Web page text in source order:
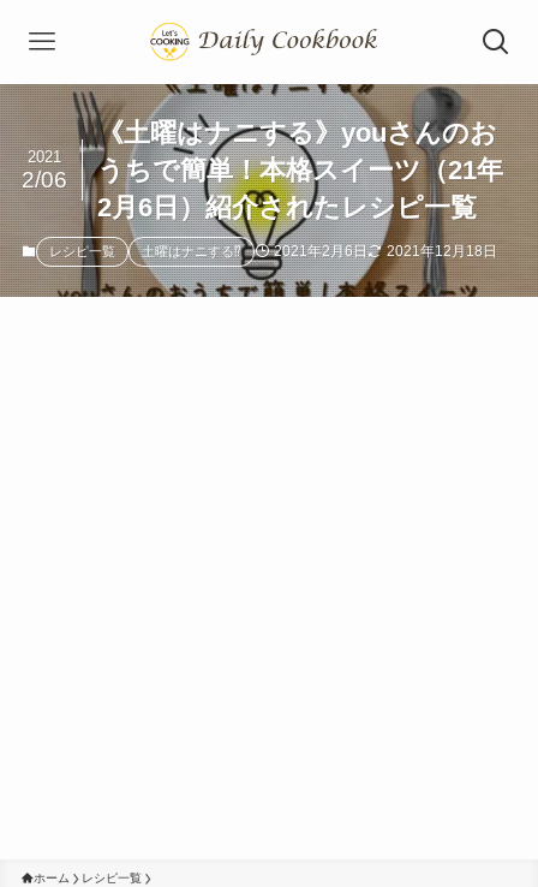
《土曜はナニする》youさんのお
うちで簡単！本格スイーツ（21年
2月6日）紹介されたレシピ一覧
2021
2/06
レシピ一覧 土曜はナニする⁉ 2021年2月6日 2021年12月18日
ホーム レシピ一覧